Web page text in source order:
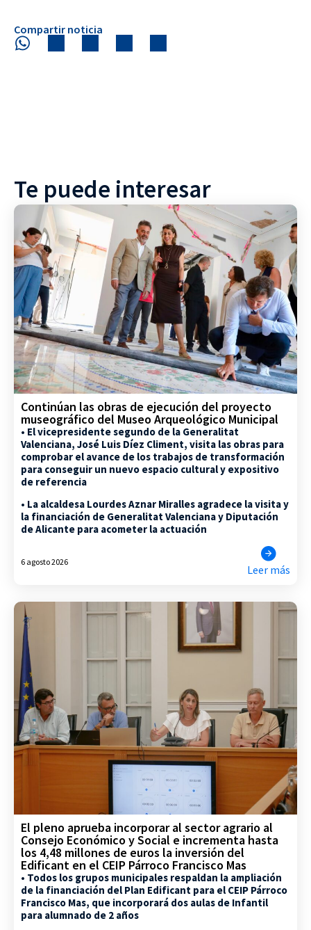
Compartir noticia
Te puede interesar
Continúan las obras de ejecución del proyecto
museográfico del Museo Arqueológico Municipal
• El vicepresidente segundo de la Generalitat
Valenciana, José Luis Díez Climent, visita las obras para
comprobar el avance de los trabajos de transformación
para conseguir un nuevo espacio cultural y expositivo
de referencia
• La alcaldesa Lourdes Aznar Miralles agradece la visita y
la financiación de Generalitat Valenciana y Diputación
de Alicante para acometer la actuación
6 agosto 2026
Leer más
El pleno aprueba incorporar al sector agrario al
Consejo Económico y Social e incrementa hasta
los 4,48 millones de euros la inversión del
Edificant en el CEIP Párroco Francisco Mas
• Todos los grupos municipales respaldan la ampliación
de la financiación del Plan Edificant para el CEIP Párroco
Francisco Mas, que incorporará dos aulas de Infantil
para alumnado de 2 años